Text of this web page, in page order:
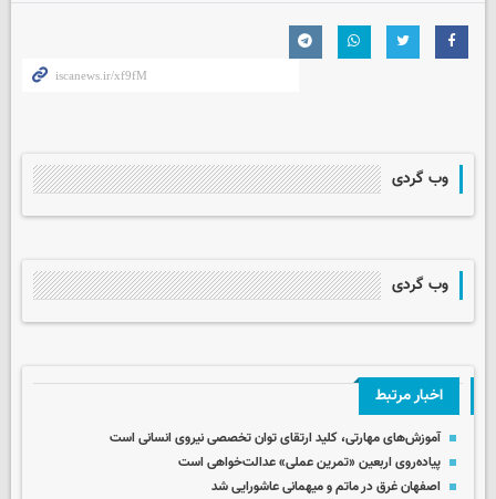
وب گردی
وب گردی
اخبار مرتبط
آموزش‌های مهارتی، کلید ارتقای توان تخصصی نیروی انسانی است
پیاده‌روی اربعین «تمرین عملی» عدالت‌خواهی است
اصفهان غرق در ماتم و میهمانی عاشورایی شد